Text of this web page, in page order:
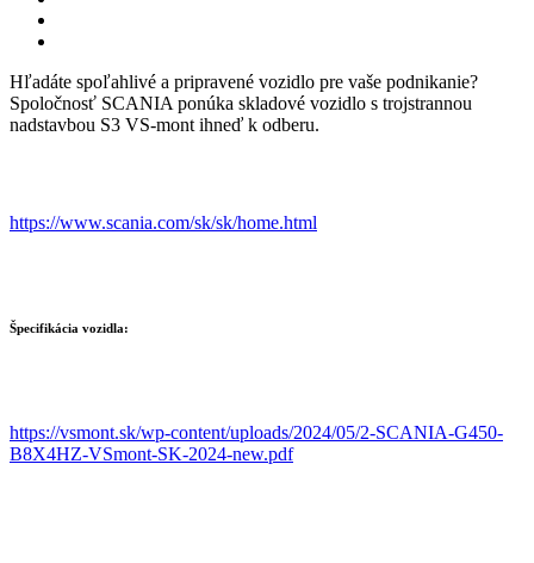
Hľadáte spoľahlivé a pripravené vozidlo pre vaše podnikanie?
Spoločnosť SCANIA ponúka skladové vozidlo s trojstrannou
nadstavbou S3 VS-mont ihneď k odberu.
https://www.scania.com/sk/sk/home.html
Špecifikácia vozidla:
https://vsmont.sk/wp-content/uploads/2024/05/2-SCANIA-G450-
B8X4HZ-VSmont-SK-2024-new.pdf